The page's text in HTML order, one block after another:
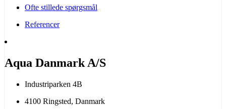
Ofte stillede spørgsmål
Referencer
Aqua Danmark A/S
Industriparken 4B
4100 Ringsted, Danmark